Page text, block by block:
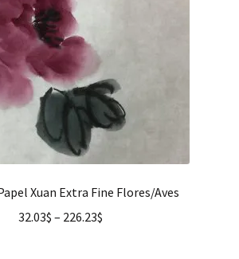
Xuan Extra Fine Flores/Aves
32.03$ – 226.23$